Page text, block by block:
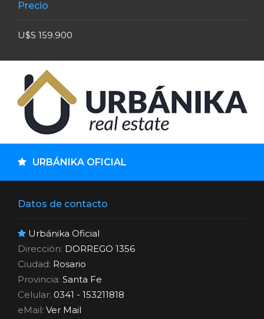
Precio
U$S 159.900
URBÁNIKA OFICIAL
Datos de contacto
Urbánika Oficial
Dirección: DORREGO 1356
Ciudad: Rosario
Provincia: Santa Fe
Celular: 0341 - 153211818
eMail: Ver Mail